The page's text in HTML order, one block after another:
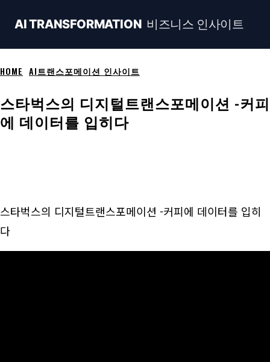
AI TRANSFORMATION 비즈니스 인사이트
HOME AI트랜스포메이션 인사이트
스타벅스의 디지털트랜스포메이션 -커피
에 데이터를 입히다
스타벅스의 디지털트랜스포메이션 -커피에 데이터를 입히
다